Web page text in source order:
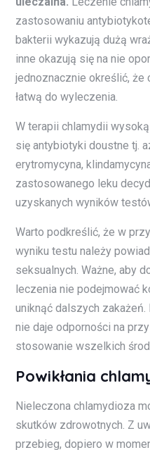
zastosowaniu
bakterii wykazują dużą
inne okazują się na nie
jednoznacznie określić, że
łatwą do wyleczenia.
W terapii chlamydii
się antybiotyki doustne tj.
erytromycyna,
zastosowanego leku
uzyskanych wyników
Warto podkreślić, że w
wyniku testu należy
seksualnych. Ważne, aby
leczenia nie podejmować
uniknąć dalszych
nie daje odporności na
stosowanie wszelkich
Powikłania
Nieleczona chlamydioza
skutków zdrowotnych. Z
przebieg, dopiero w